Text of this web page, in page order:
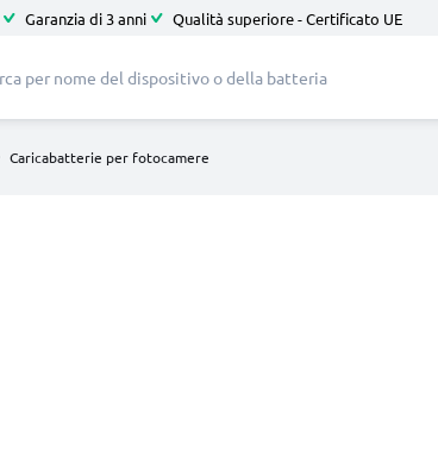
Garanzia di 3 anni Qualità superiore - Certificato UE
Caricabatterie per fotocamere